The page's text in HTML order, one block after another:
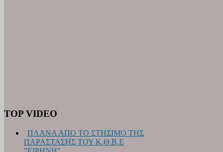
TOP VIDEO
ΠΛΑΝΑ ΑΠΟ ΤΟ ΣΤΗΣΙΜΟ ΤΗΣ
ΠΑΡΑΣΤΑΣΗΣ ΤΟΥ Κ.Θ.Β.Ε